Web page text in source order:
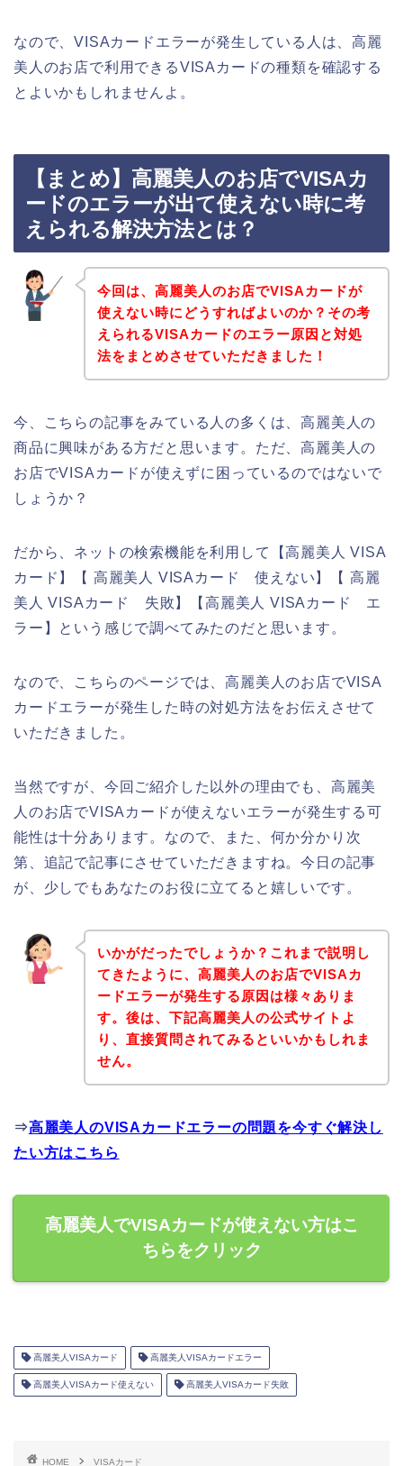
なので、VISAカードエラーが発生している人は、高麗
美人のお店で利用できるVISAカードの種類を確認する
とよいかもしれませんよ。
【まとめ】高麗美人のお店でVISAカ
ードのエラーが出て使えない時に考
えられる解決方法とは？
今回は、高麗美人のお店でVISAカードが
使えない時にどうすればよいのか？その考
えられるVISAカードのエラー原因と対処
法をまとめさせていただきました！
今、こちらの記事をみている人の多くは、高麗美人の
商品に興味がある方だと思います。ただ、高麗美人の
お店でVISAカードが使えずに困っているのではないで
しょうか？
だから、ネットの検索機能を利用して【高麗美人 VISA
カード】【 高麗美人 VISAカード 使えない】【 高麗
美人 VISAカード 失敗】【高麗美人 VISAカード エ
ラー】という感じで調べてみたのだと思います。
なので、こちらのページでは、高麗美人のお店でVISA
カードエラーが発生した時の対処方法をお伝えさせて
いただきました。
当然ですが、今回ご紹介した以外の理由でも、高麗美
人のお店でVISAカードが使えないエラーが発生する可
能性は十分あります。なので、また、何か分かり次
第、追記で記事にさせていただきますね。今日の記事
が、少しでもあなたのお役に立てると嬉しいです。
いかがだったでしょうか？これまで説明し
てきたように、高麗美人のお店でVISAカ
ードエラーが発生する原因は様々ありま
す。後は、下記高麗美人の公式サイトよ
り、直接質問されてみるといいかもしれま
せん。
⇒高麗美人のVISAカードエラーの問題を今すぐ解決し
たい方はこちら
高麗美人でVISAカードが使えない方はこ
ちらをクリック
高麗美人VISAカード 高麗美人VISAカードエラー
高麗美人VISAカード使えない 高麗美人VISAカード失敗
HOME VISAカード